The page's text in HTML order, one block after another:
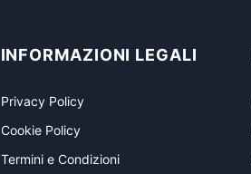
INFORMAZIONI LEGALI
Privacy Policy
Cookie Policy
Termini e Condizioni